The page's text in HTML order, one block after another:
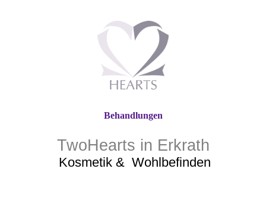
TwoHearts in Erkrath
Kosmetik & Wohlbefinden
Behandlungen